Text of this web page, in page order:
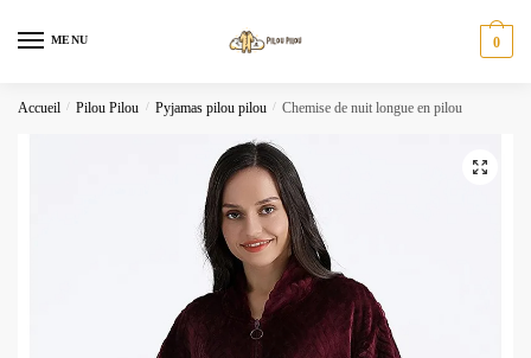
MENU 0
Accueil / Pilou Pilou / Pyjamas pilou pilou / Chemise de nuit longue en pilou